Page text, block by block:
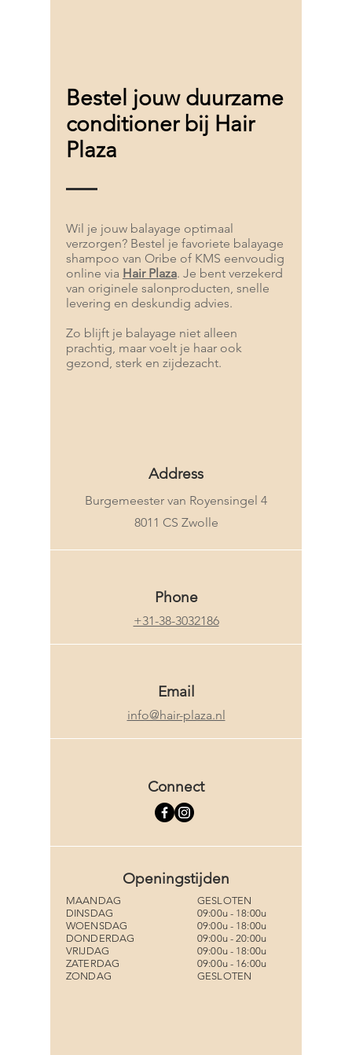
Bestel jouw duurzame
conditioner bij Hair
Plaza
Wil je jouw balayage optimaal
verzorgen? Bestel je favoriete balayage
shampoo van Oribe of KMS eenvoudig
online via Hair Plaza. Je bent verzekerd
van originele salonproducten, snelle
levering en deskundig advies.
Zo blijft je balayage niet alleen
prachtig, maar voelt je haar ook
gezond, sterk en zijdezacht.
Address
Burgemeester van Royensingel 4
8011 CS Zwolle
Phone
+31-38-3032186
Email
info@hair-plaza.nl
Connect
Openingstijden
MAANDAG
DINSDAG
WOENSDAG
DONDERDAG
VRIJDAG
ZATERDAG
ZONDAG
GESLOTEN
09:00u - 18:00u
09:00u - 18:00u
09:00u - 20:00u
09:00u - 18:00u
09:00u - 16:00u
GESLOTEN